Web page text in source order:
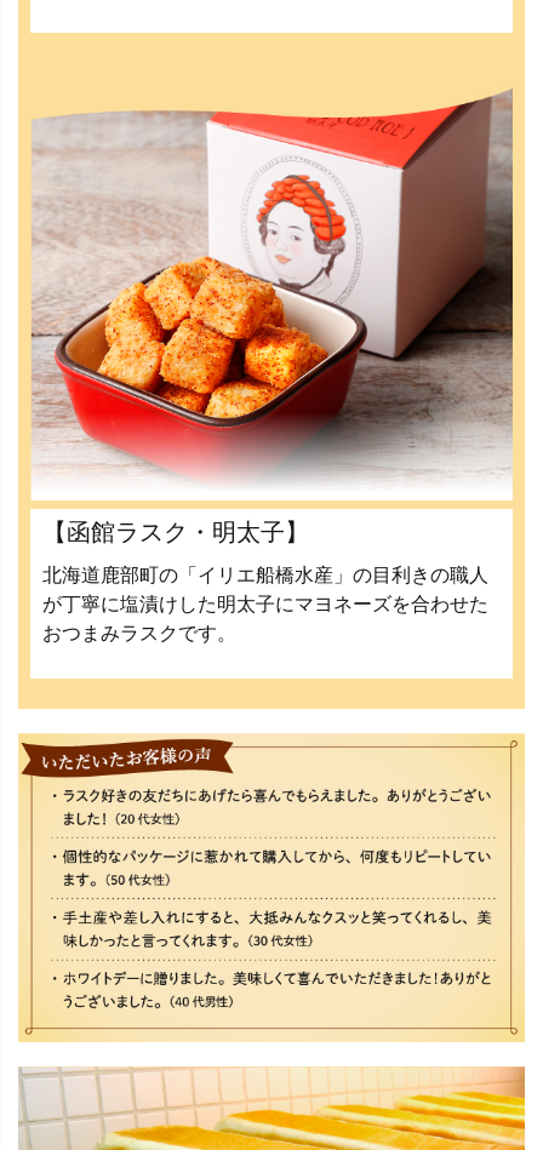
【函館ラスク・明太子】
北海道鹿部町の「イリエ船橋水産」の目利きの職人
が丁寧に塩漬けした明太子にマヨネーズを合わせた
おつまみラスクです。